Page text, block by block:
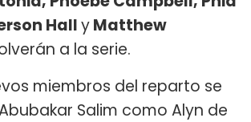
HallyMatthew
a la serie.
miembros del reparto se
Salim como Alyn de